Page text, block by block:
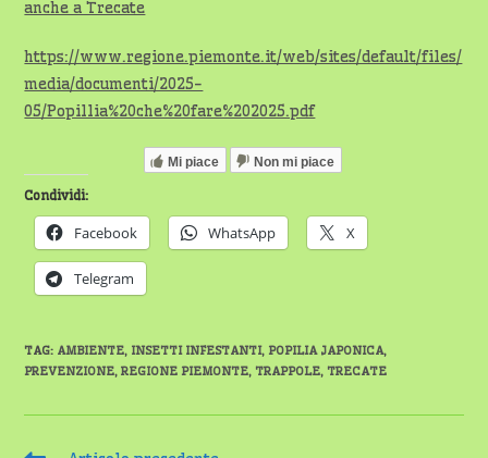
https://www.regione.piemonte.it/web/sites/default/files/
media/documenti/2025-
05/Popillia%20che%20fare%202025.pdf
Mi piace Non mi piace
Condividi:
Facebook WhatsApp X
Telegram
TAG: AMBIENTE, INSETTI INFESTANTI, POPILIA JAPONICA,
PREVENZIONE, REGIONE PIEMONTE, TRAPPOLE, TRECATE